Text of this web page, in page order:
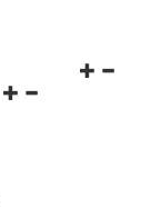
Navigationsmenü